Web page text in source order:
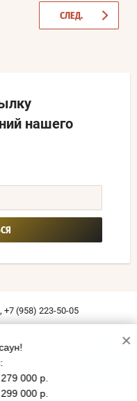
СЛЕД.
нашего
, +7 (958) 223-50-05
000 р.
000 р.
×